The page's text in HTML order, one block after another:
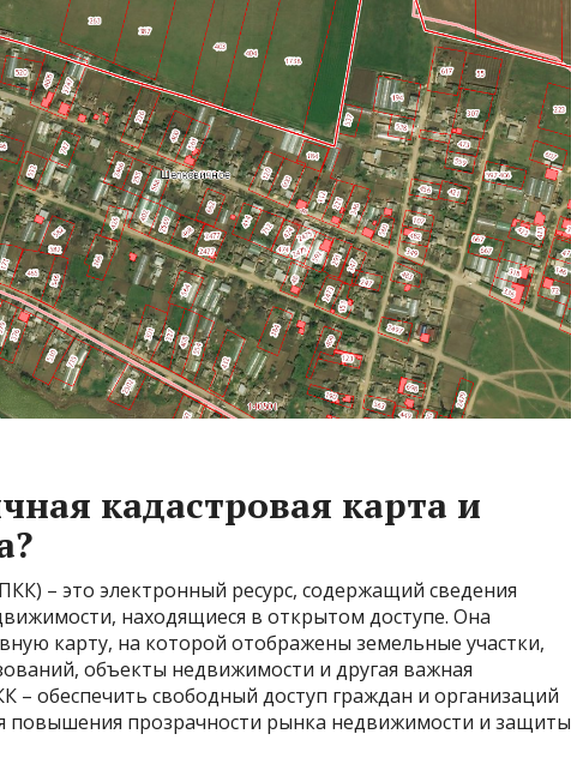
кадастровая карта и
– это электронный ресурс, содержащий сведения
находящиеся в открытом доступе. Она
карту, на которой отображены земельные участки,
объекты недвижимости и другая важная
– обеспечить свободный доступ граждан и организаций
повышения прозрачности рынка недвижимости и защиты